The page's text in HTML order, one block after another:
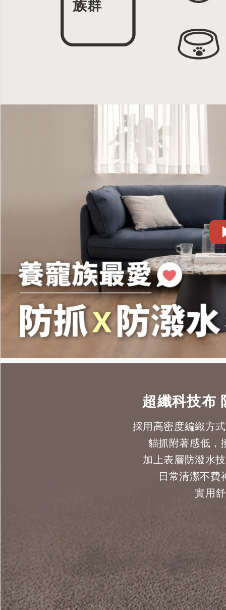
族群
超纖科技布
採用高密度編織方
貓抓附著感低，
加上表層防潑水
日常清潔不費
實用